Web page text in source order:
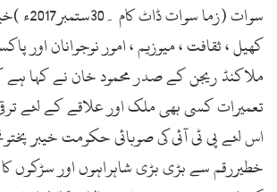
l
سوات (زما
کھیل ، ثقافت ، میوزیم ، امور نوجوانان اور
ملاکنڈ ریجن کے صدر محمود خان نے کہا
تعمیرات کسی بھی ملک اور علاقے کے لئے
اس لئے پی ٹی آئی کی صوبائی حکومت خیبر
خطیررقم سے بڑی بڑی شاہراہوں اور سڑکوں